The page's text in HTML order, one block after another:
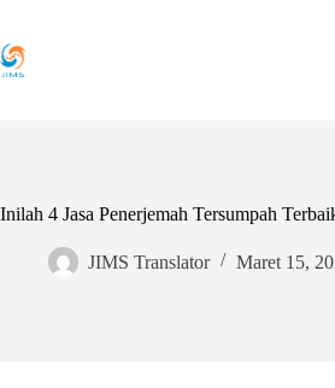
content
Inilah 4 Jasa Penerjemah Tersumpah
JIMS Translator Maret 15,